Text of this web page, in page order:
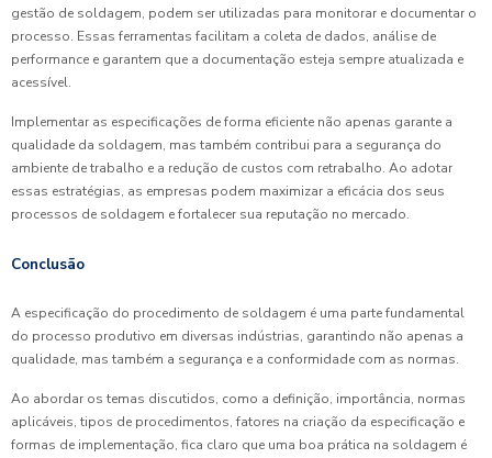
gestão de soldagem, podem ser utilizadas para monitorar e documentar o
processo. Essas ferramentas facilitam a coleta de dados, análise de
performance e garantem que a documentação esteja sempre atualizada e
acessível.
Implementar as especificações de forma eficiente não apenas garante a
qualidade da soldagem, mas também contribui para a segurança do
ambiente de trabalho e a redução de custos com retrabalho. Ao adotar
essas estratégias, as empresas podem maximizar a eficácia dos seus
processos de soldagem e fortalecer sua reputação no mercado.
Conclusão
A especificação do procedimento de soldagem é uma parte fundamental
do processo produtivo em diversas indústrias, garantindo não apenas a
qualidade, mas também a segurança e a conformidade com as normas.
Ao abordar os temas discutidos, como a definição, importância, normas
aplicáveis, tipos de procedimentos, fatores na criação da especificação e
formas de implementação, fica claro que uma boa prática na soldagem é